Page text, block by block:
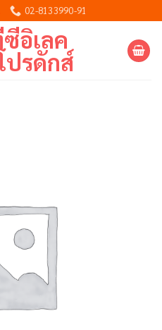
02-8133990-91